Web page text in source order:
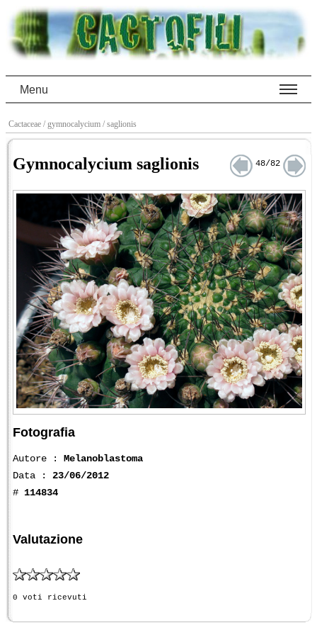
Menu
Cactaceae / gymnocalycium / saglionis
Gymnocalycium saglionis 48/82
Fotografia
Autore : Melanoblastoma
Data : 23/06/2012
# 114834
Valutazione
0 voti ricevuti